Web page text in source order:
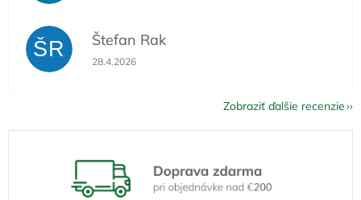
ŠR Štefan Rak
Hodnotenie obchodu je 5 z 5 hviezdičiek.
28.4.2026
Zobraziť ďalšie recenzie